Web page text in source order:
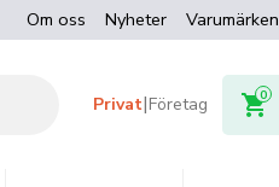
Om oss Nyheter Varumärken
Privat|Företag 0